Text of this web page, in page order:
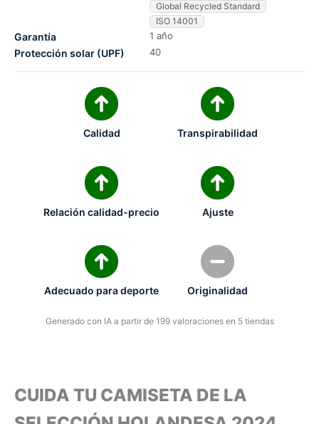
Global Recycled Standard
ISO 14001
Garantía 1 año
Protección solar (UPF) 40
Calidad Transpirabilidad
Relación calidad-precio Ajuste
Adecuado para deporte Originalidad
Generado con IA a partir de 199 valoraciones en 5 tiendas
CUIDA TU CAMISETA DE LA